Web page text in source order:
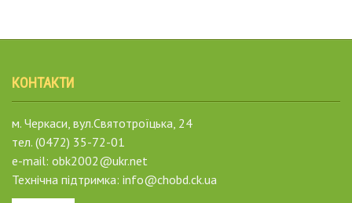
КОНТАКТИ
м. Черкаси, вул.Святотроїцька, 24
тел. (0472) 35-72-01
e-mail: obk2002@ukr.net
Технічна підтримка: info@chobd.ck.ua